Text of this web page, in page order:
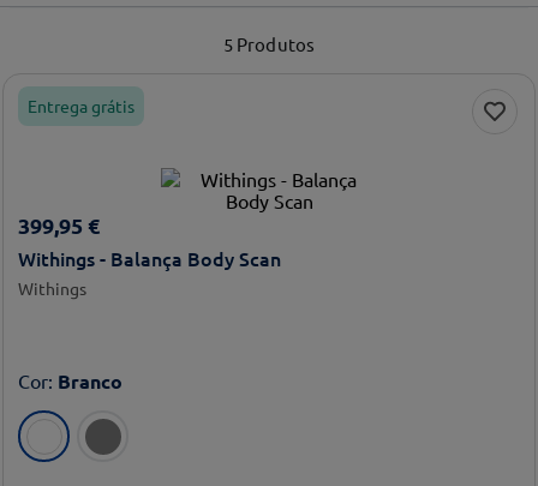
5 Produtos
Entrega grátis
399,95 €
Withings - Balança Body Scan
Withings
Cor: Branco